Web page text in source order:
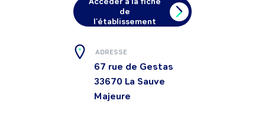
de
l'établissement
ADRESSE
67 rue de Gestas
33670 La Sauve
Majeure